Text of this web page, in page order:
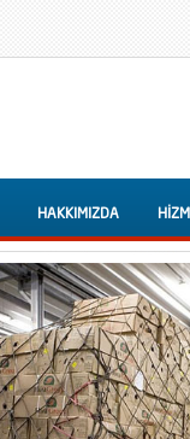
HAKKIMIZDA